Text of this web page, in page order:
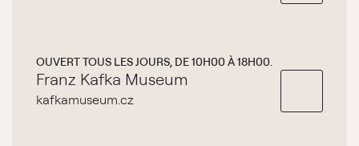
OUVERT TOUS LES JOURS, DE 10H00 À 18H00.
Franz Kafka Museum
kafkamuseum.cz